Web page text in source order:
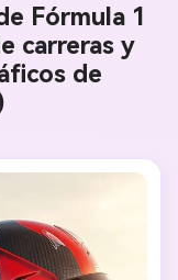
Fórmula 1
carreras y
de